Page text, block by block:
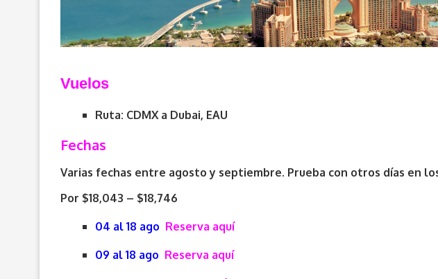
Vuelos
Ruta: CDMX a Dubai, EAU
Fechas
Varias fechas entre agosto y septiembre. Prueba con otros días en
Por $18,043 – $18,746
04 al 18 ago Reserva aquí
09 al 18 ago Reserva aquí